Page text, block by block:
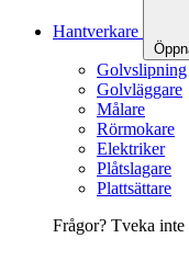
Hantverkare
Golvslipning
Golvläggare
Målare
Rörmokare
Elektriker
Plåtslagare
Plattsättare
Frågor? Tveka inte